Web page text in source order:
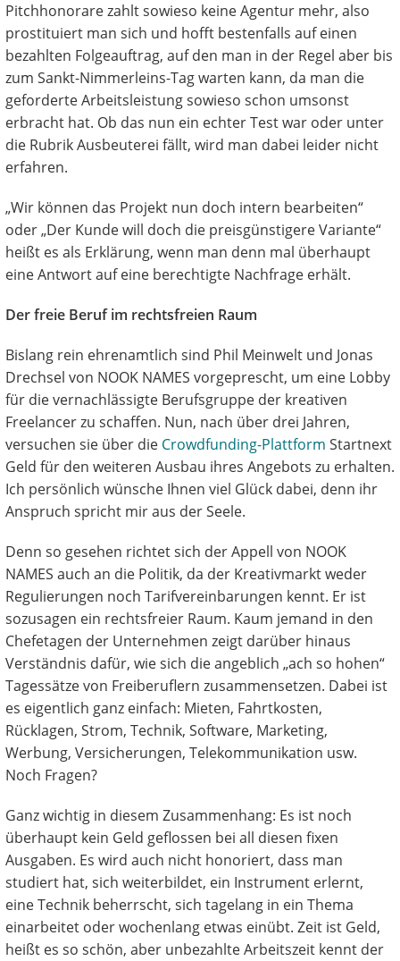
Pitchhonorare zahlt sowieso keine Agentur mehr, also
prostituiert man sich und hofft bestenfalls auf einen
bezahlten Folgeauftrag, auf den man in der Regel aber bis
zum Sankt-Nimmerleins-Tag warten kann, da man die
geforderte Arbeitsleistung sowieso schon umsonst
erbracht hat. Ob das nun ein echter Test war oder unter
die Rubrik Ausbeuterei fällt, wird man dabei leider nicht
erfahren.
„Wir können das Projekt nun doch intern bearbeiten“
oder „Der Kunde will doch die preisgünstigere Variante“
heißt es als Erklärung, wenn man denn mal überhaupt
eine Antwort auf eine berechtigte Nachfrage erhält.
Der freie Beruf im rechtsfreien Raum
Bislang rein ehrenamtlich sind Phil Meinwelt und Jonas
Drechsel von NOOK NAMES vorgeprescht, um eine Lobby
für die vernachlässigte Berufsgruppe der kreativen
Freelancer zu schaffen. Nun, nach über drei Jahren,
versuchen sie über die Crowdfunding-Plattform Startnext
Geld für den weiteren Ausbau ihres Angebots zu erhalten.
Ich persönlich wünsche Ihnen viel Glück dabei, denn ihr
Anspruch spricht mir aus der Seele.
Denn so gesehen richtet sich der Appell von NOOK
NAMES auch an die Politik, da der Kreativmarkt weder
Regulierungen noch Tarifvereinbarungen kennt. Er ist
sozusagen ein rechtsfreier Raum. Kaum jemand in den
Chefetagen der Unternehmen zeigt darüber hinaus
Verständnis dafür, wie sich die angeblich „ach so hohen“
Tagessätze von Freiberuflern zusammensetzen. Dabei ist
es eigentlich ganz einfach: Mieten, Fahrtkosten,
Rücklagen, Strom, Technik, Software, Marketing,
Werbung, Versicherungen, Telekommunikation usw.
Noch Fragen?
Ganz wichtig in diesem Zusammenhang: Es ist noch
überhaupt kein Geld geflossen bei all diesen fixen
Ausgaben. Es wird auch nicht honoriert, dass man
studiert hat, sich weiterbildet, ein Instrument erlernt,
eine Technik beherrscht, sich tagelang in ein Thema
einarbeitet oder wochenlang etwas einübt. Zeit ist Geld,
heißt es so schön, aber unbezahlte Arbeitszeit kennt der